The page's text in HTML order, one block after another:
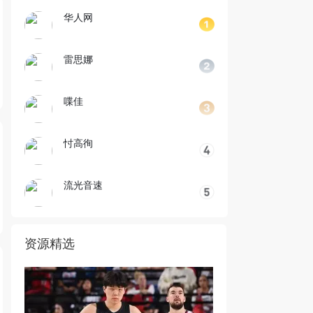
华人网
雷思娜
喋佳
忖高徇
流光音速
资源精选